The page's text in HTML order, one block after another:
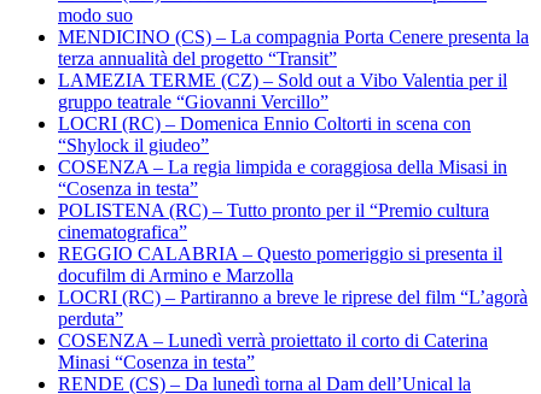
modo suo
MENDICINO (CS) – La compagnia Porta Cenere presenta la
terza annualità del progetto “Transit”
LAMEZIA TERME (CZ) – Sold out a Vibo Valentia per il
gruppo teatrale “Giovanni Vercillo”
LOCRI (RC) – Domenica Ennio Coltorti in scena con
“Shylock il giudeo”
COSENZA – La regia limpida e coraggiosa della Misasi in
“Cosenza in testa”
POLISTENA (RC) – Tutto pronto per il “Premio cultura
cinematografica”
REGGIO CALABRIA – Questo pomeriggio si presenta il
docufilm di Armino e Marzolla
LOCRI (RC) – Partiranno a breve le riprese del film “L’agorà
perduta”
COSENZA – Lunedì verrà proiettato il corto di Caterina
Minasi “Cosenza in testa”
RENDE (CS) – Da lunedì torna al Dam dell’Unical la